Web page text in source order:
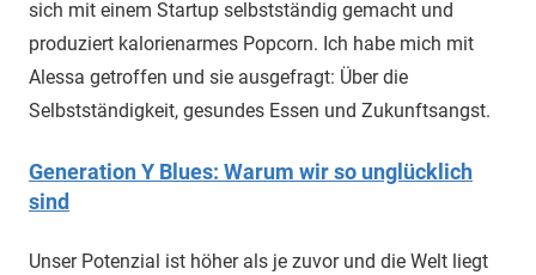
sich mit einem Startup selbstständig gemacht und
produziert kalorienarmes Popcorn. Ich habe mich mit
Alessa getroffen und sie ausgefragt: Über die
Selbstständigkeit, gesundes Essen und Zukunftsangst.
Generation Y Blues: Warum wir so unglücklich
sind
Unser Potenzial ist höher als je zuvor und die Welt liegt